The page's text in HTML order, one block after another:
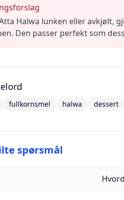
Halwa lunken eller avkjølt,
Den passer perfekt som
fullkornsmel halwa dessert
spørsmål